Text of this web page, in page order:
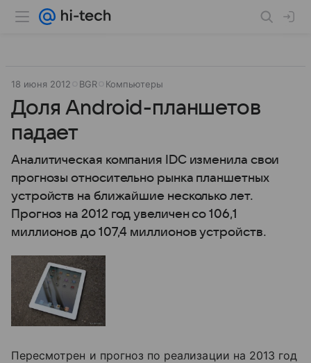
18 июня 2012 BGR Компьютеры
Доля Android-планшетов
падает
Аналитическая компания IDC изменила свои
прогнозы относительно рынка планшетных
устройств на ближайшие несколько лет.
Прогноз на 2012 год увеличен со 106,1
миллионов до 107,4 миллионов устройств.
Пересмотрен и прогноз по реализации на 2013 год